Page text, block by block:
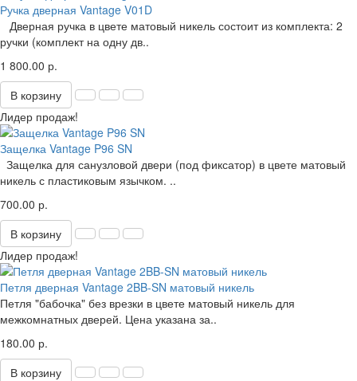
Ручка дверная Vantage V01D
Дверная ручка в цвете матовый никель состоит из комплекта: 2
ручки (комплект на одну дв..
1 800.00 р.
В корзину
Лидер продаж!
Защелка Vantage P96 SN
Защелка для санузловой двери (под фиксатор) в цвете матовый
никель с пластиковым язычком. ..
700.00 р.
В корзину
Лидер продаж!
Петля дверная Vantage 2BB-SN матовый никель
Петля "бабочка" без врезки в цвете матовый никель для
межкомнатных дверей. Цена указана за..
180.00 р.
В корзину